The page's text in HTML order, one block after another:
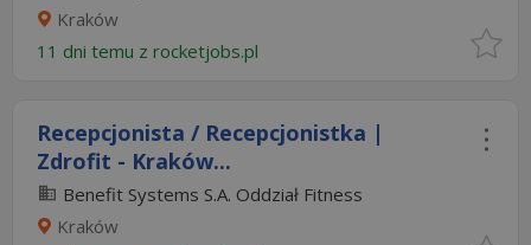
Kraków
11 dni temu z rocketjobs.pl
Recepcjonista / Recepcjonistka |
Zdrofit - Kraków...
Benefit Systems S.A. Oddział Fitness
Kraków